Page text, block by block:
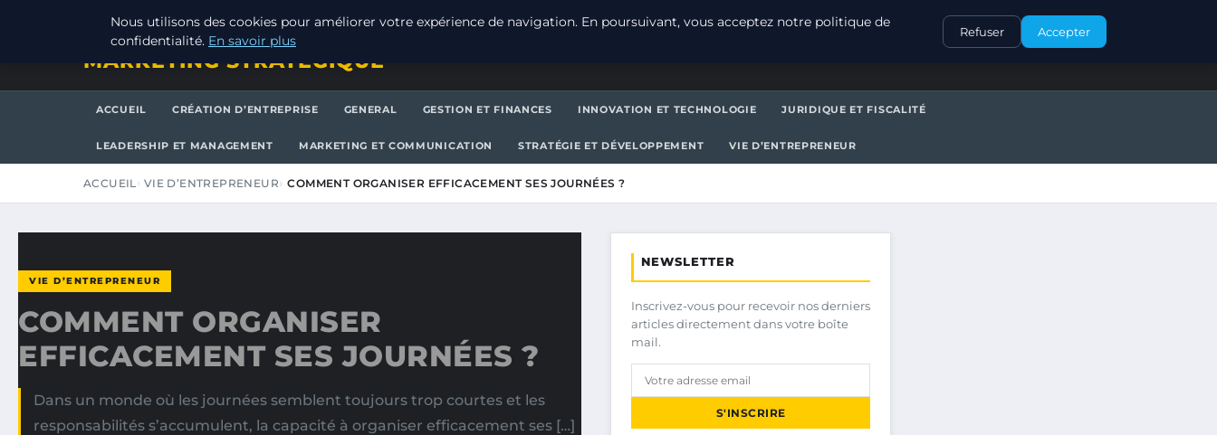
SAMEDI 8 AOÛT 2026 CONTACT
MARKETING STRATEGIQUE
ACCUEIL CRÉATION D’ENTREPRISE GENERAL GESTION ET FINANCES INNOVATION ET TECHNOLOGIE JURIDIQUE ET FISCALITÉ
LEADERSHIP ET MANAGEMENT MARKETING ET COMMUNICATION STRATÉGIE ET DÉVELOPPEMENT VIE D’ENTREPRENEUR
ACCUEIL VIE D’ENTREPRENEUR COMMENT ORGANISER EFFICACEMENT SES JOURNÉES ?
VIE D’ENTREPRENEUR
COMMENT ORGANISER
EFFICACEMENT SES JOURNÉES ?
Dans un monde où les journées semblent toujours trop courtes et les
responsabilités s’accumulent, la capacité à organiser efficacement ses […]
NEWSLETTER
Inscrivez-vous pour recevoir nos derniers
articles directement dans votre boîte
mail.
S'INSCRIRE
Nous utilisons des cookies pour améliorer votre expérience de navigation. En poursuivant, vous acceptez notre politique de
confidentialité. En savoir plus
Refuser Accepter